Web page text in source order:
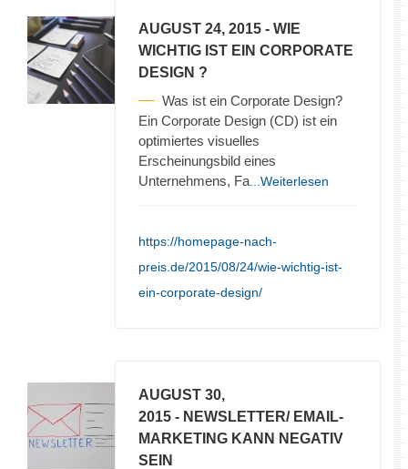
AUGUST 24, 2015 - WIE
WICHTIG IST EIN CORPORATE
DESIGN ?
Was ist ein Corporate Design?
Ein Corporate Design (CD) ist ein
optimiertes visuelles
Erscheinungsbild eines
Unternehmens, Fa ...Weiterlesen
https://homepage-nach-
preis.de/2015/08/24/wie-wichtig-ist-
ein-corporate-design/
AUGUST 30,
2015 - NEWSLETTER/ EMAIL-
MARKETING KANN NEGATIV
SEIN